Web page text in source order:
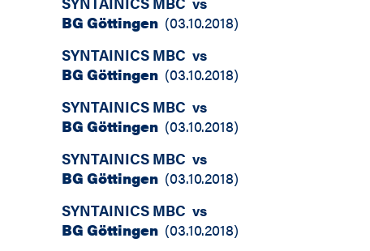
BG Göttingen (03.10.2018)
SYNTAINICS MBC vs
BG Göttingen (03.10.2018)
SYNTAINICS MBC vs
BG Göttingen (03.10.2018)
SYNTAINICS MBC vs
BG Göttingen (03.10.2018)
SYNTAINICS MBC vs
BG Göttingen (03.10.2018)